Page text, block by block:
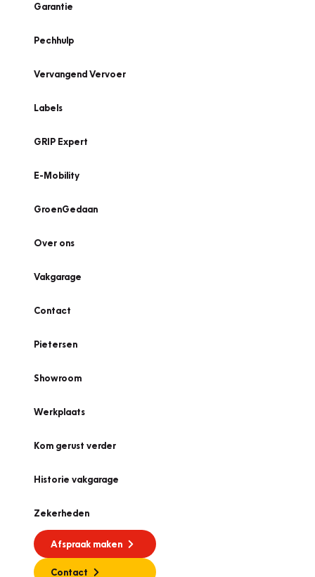
Garantie
Pechhulp
Vervangend Vervoer
Labels
GRIP Expert
E-Mobility
GroenGedaan
Over ons
Vakgarage
Contact
Pietersen
Showroom
Werkplaats
Kom gerust verder
Historie vakgarage
Zekerheden
Afspraak maken
Contact